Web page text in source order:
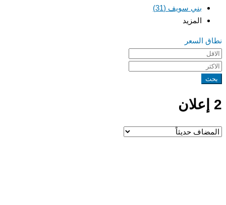
بني سويف (31)
المزيد
نطاق السعر
بحث
2 إعلان